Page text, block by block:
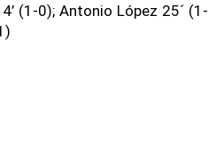
(1-0); Antonio López 25´ (1-